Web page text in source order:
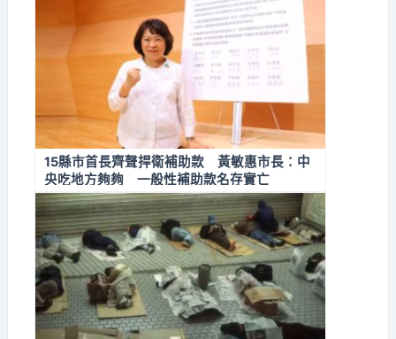
15縣市首長齊聲捍衛補助款 黃敏惠市長：中
央吃地方夠夠 一般性補助款名存實亡